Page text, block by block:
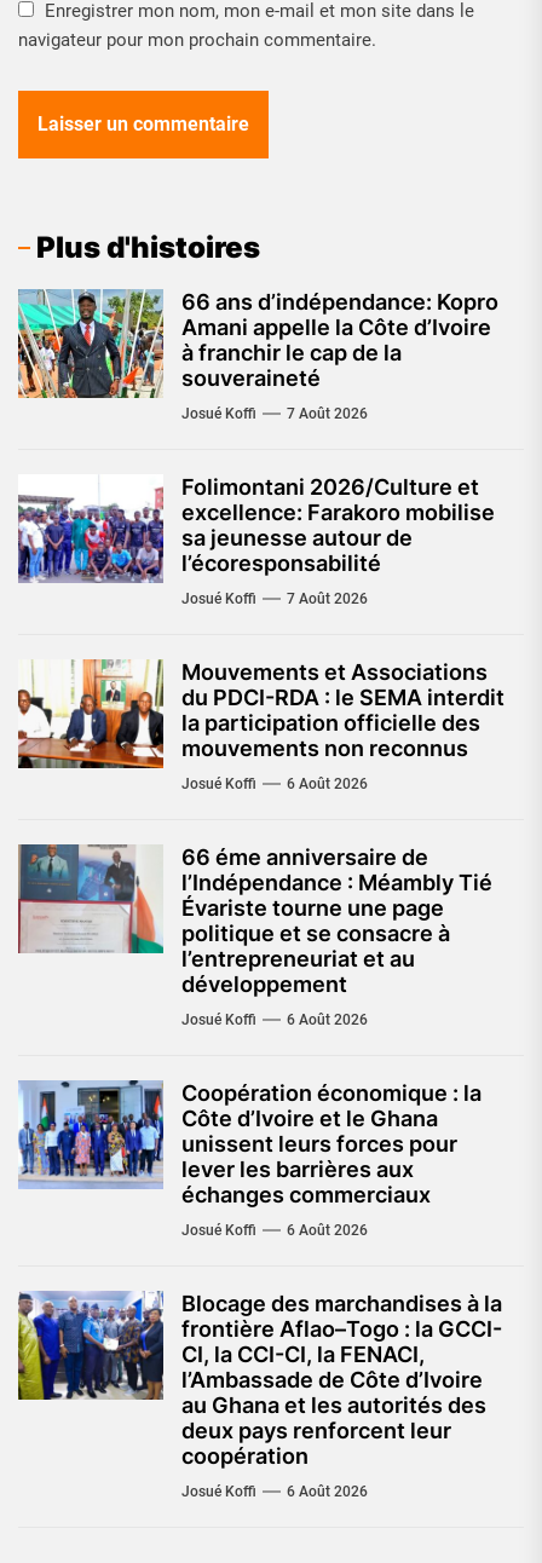
Enregistrer mon nom, mon e-mail et mon site dans le
navigateur pour mon prochain commentaire.
Plus d'histoires
66 ans d’indépendance: Kopro
Amani appelle la Côte d’Ivoire
à franchir le cap de la
souveraineté
Josué Koffi 7 Août 2026
Folimontani 2026/Culture et
excellence: Farakoro mobilise
sa jeunesse autour de
l’écoresponsabilité
Josué Koffi 7 Août 2026
Mouvements et Associations
du PDCI-RDA : le SEMA interdit
la participation officielle des
mouvements non reconnus
Josué Koffi 6 Août 2026
66 éme anniversaire de
l’Indépendance : Méambly Tié
Évariste tourne une page
politique et se consacre à
l’entrepreneuriat et au
développement
Josué Koffi 6 Août 2026
Coopération économique : la
Côte d’Ivoire et le Ghana
unissent leurs forces pour
lever les barrières aux
échanges commerciaux
Josué Koffi 6 Août 2026
Blocage des marchandises à la
frontière Aflao–Togo : la GCCI-
CI, la CCI-CI, la FENACI,
l’Ambassade de Côte d’Ivoire
au Ghana et les autorités des
deux pays renforcent leur
coopération
Josué Koffi 6 Août 2026